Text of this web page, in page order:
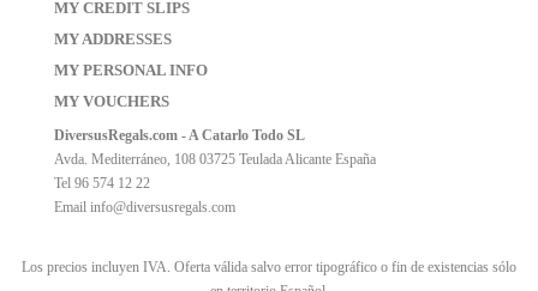
MY CREDIT SLIPS
MY ADDRESSES
MY PERSONAL INFO
MY VOUCHERS
DiversusRegals.com - A Catarlo Todo SL
Avda. Mediterráneo, 108 03725 Teulada Alicante España
Tel 96 574 12 22
Email info@diversusregals.com
Los precios incluyen IVA. Oferta válida salvo error tipográfico o fin de existencias sólo